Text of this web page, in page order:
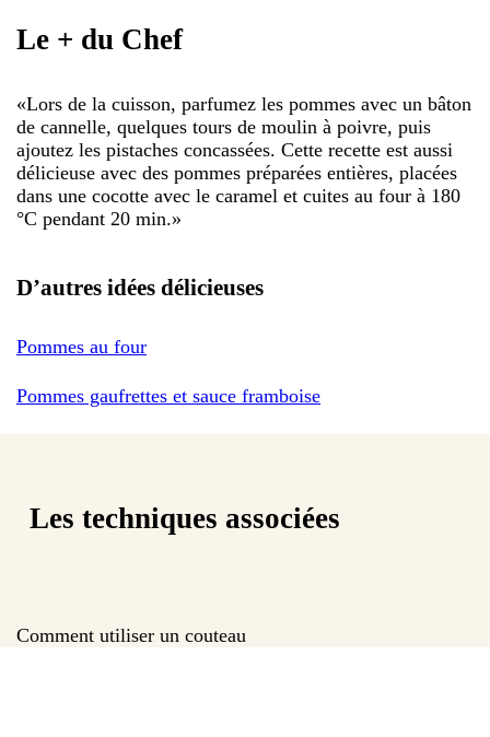
Le + du Chef
«Lors de la cuisson, parfumez les pommes avec un bâton
de cannelle, quelques tours de moulin à poivre, puis
ajoutez les pistaches concassées. Cette recette est aussi
délicieuse avec des pommes préparées entières, placées
dans une cocotte avec le caramel et cuites au four à 180
°C pendant 20 min.»
D’autres idées délicieuses
Pommes au four
Pommes gaufrettes et sauce framboise
Les techniques associées
Comment utiliser un couteau